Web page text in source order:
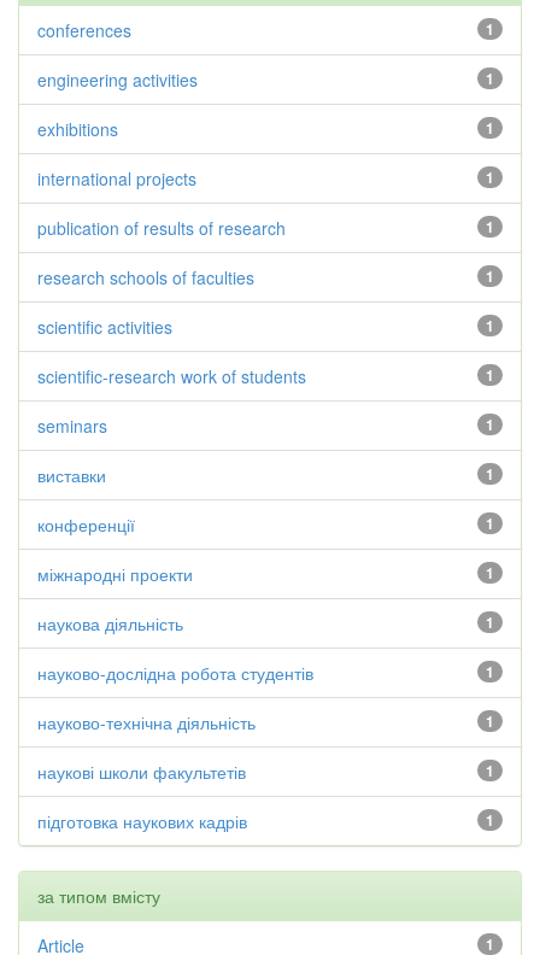
1
conferences
1
engineering activities
1
exhibitions
1
international projects
1
publication of results of research
1
research schools of faculties
1
scientific activities
1
scientific-research work of students
1
seminars
1
виставки
1
конференції
1
міжнародні проекти
1
наукова діяльність
1
науково-дослідна робота студентів
1
науково-технічна діяльність
1
наукові школи факультетів
1
підготовка наукових кадрів
за типом вмісту
1
Article